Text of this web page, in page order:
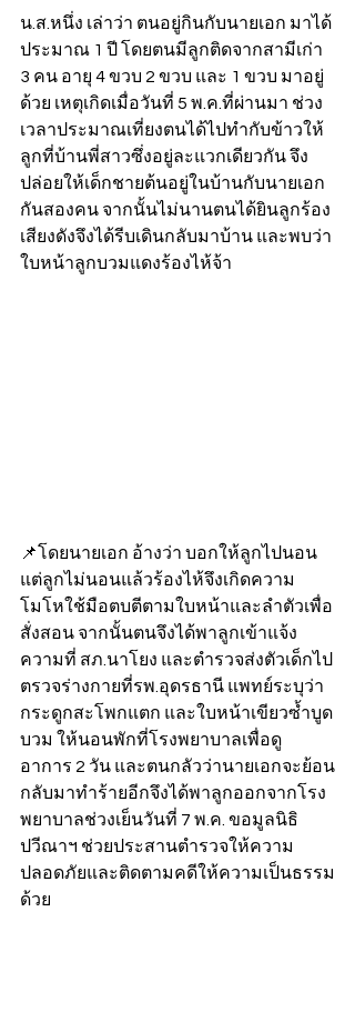
น.ส.หนึ่ง เล่าว่า ตนอยู่กินกับนายเอก มาได้
ประมาณ 1 ปี โดยตนมีลูกติดจากสามีเก่า
3 คน อายุ 4 ขวบ 2 ขวบ และ 1 ขวบ มาอยู่
ด้วย เหตุเกิดเมื่อวันที่ 5 พ.ค.ที่ผ่านมา ช่วง
เวลาประมาณเที่ยงตนได้ไปทำกับข้าวให้
ลูกที่บ้านพี่สาวซึ่งอยู่ละแวกเดียวกัน จึง
ปล่อยให้เด็กชายต้นอยู่ในบ้านกับนายเอก
กันสองคน จากนั้นไม่นานตนได้ยินลูกร้อง
เสียงดังจึงได้รีบเดินกลับมาบ้าน และพบว่า
ใบหน้าลูกบวมแดงร้องไห้จ้า
📌โดยนายเอก อ้างว่า บอกให้ลูกไปนอน
แต่ลูกไม่นอนแล้วร้องไห้จึงเกิดความ
โมโหใช้มือตบตีตามใบหน้าและลำตัวเพื่อ
สั่งสอน จากนั้นตนจึงได้พาลูกเข้าแจ้ง
ความที่ สภ.นาโยง และตำรวจส่งตัวเด็กไป
ตรวจร่างกายที่รพ.อุดรธานี แพทย์ระบุว่า
กระดูกสะโพกแตก และใบหน้าเขียวซ้ำบูด
บวม ให้นอนพักที่โรงพยาบาลเพื่อดู
อาการ 2 วัน และตนกลัวว่านายเอกจะย้อน
กลับมาทำร้ายอีกจึงได้พาลูกออกจากโรง
พยาบาลช่วงเย็นวันที่ 7 พ.ค. ขอมูลนิธิ
ปวีณาฯ ช่วยประสานตำรวจให้ความ
ปลอดภัยและติดตามคดีให้ความเป็นธรรม
ด้วย